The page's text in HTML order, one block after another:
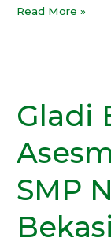
Read More »
Gladi
SMP
Bekasi
Asesmen
Nasional
SMP
Negeri
43
Kota
Bekasi